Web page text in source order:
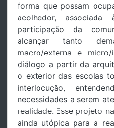
forma que possam
acolhedor,
participação da
alcançar tanto
macro/externa e
diálogo a partir da
o exterior das escolas
interlocução,
necessidades a serem
realidade. Esse projeto
ainda utópica para a